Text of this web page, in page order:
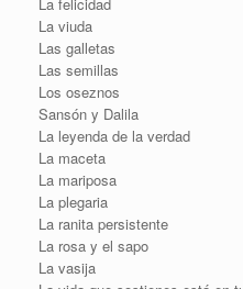
La viuda
Las galletas
Las semillas
Los oseznos
Sansón y Dalila
La leyenda de la verdad
La maceta
La mariposa
La plegaria
La ranita persistente
La rosa y el sapo
La vasija